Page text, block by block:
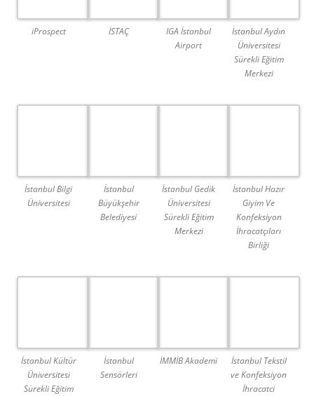
iProspect İSTAÇ
IGA İstanbul
Airport
İstanbul Aydın
Üniversitesi
Sürekli Eğitim
Merkezi
İstanbul Bilgi
Üniversitesi
İstanbul
Büyükşehir
Belediyesi
İstanbul Gedik
Üniversitesi
Sürekli Eğitim
Merkezi
İstanbul Hazır
Giyim Ve
Konfeksiyon
İhracatçıları
Birliği
İstanbul Kültür
Üniversitesi
Sürekli Eğitim
İstanbul
Sensörleri
İMMİB Akademi
İstanbul Tekstil
ve Konfeksiyon
İhracatci